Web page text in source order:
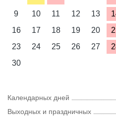
9
10 11 12 13
16
17 18 19 20
23
24 25 26 27
30
Календарных дней
Выходных и праздничных